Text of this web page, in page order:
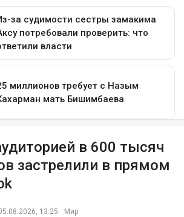
в 600 тысяч
застрелили в прямом
13:25 Мир